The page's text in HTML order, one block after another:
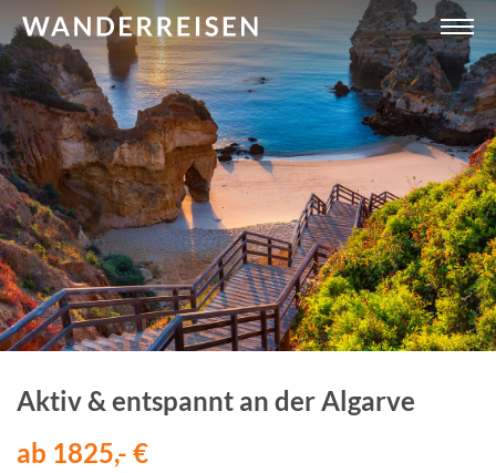
Aktiv & entspannt an der Algarve
ab 1825,- €